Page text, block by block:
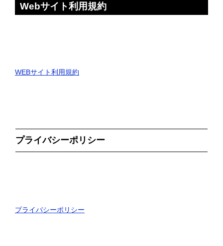
Webサイト利用規約
WEBサイト利用規約
プライバシーポリシー
プライバシーポリシー